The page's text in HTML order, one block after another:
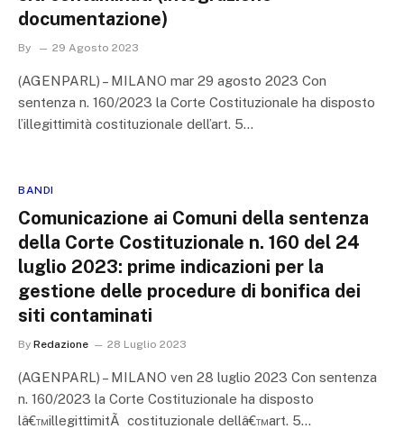
documentazione)
By 29 Agosto 2023
(AGENPARL) – MILANO mar 29 agosto 2023 Con
sentenza n. 160/2023 la Corte Costituzionale ha disposto
l’illegittimità costituzionale dell’art. 5…
BANDI
Comunicazione ai Comuni della sentenza
della Corte Costituzionale n. 160 del 24
luglio 2023: prime indicazioni per la
gestione delle procedure di bonifica dei
siti contaminati
By Redazione 28 Luglio 2023
(AGENPARL) – MILANO ven 28 luglio 2023 Con sentenza
n. 160/2023 la Corte Costituzionale ha disposto
lâ€™illegittimitÃ costituzionale dellâ€™art. 5…